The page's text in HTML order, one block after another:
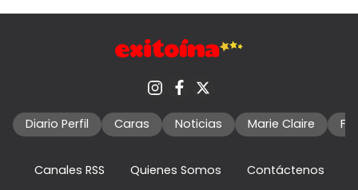
Diario Perfil Caras Noticias Marie Claire
Canales RSS Quienes Somos
Contáctenos